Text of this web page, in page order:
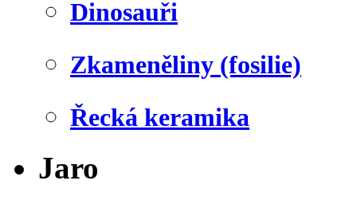
Dinosauři
Zkameněliny (fosilie)
Řecká keramika
Jaro